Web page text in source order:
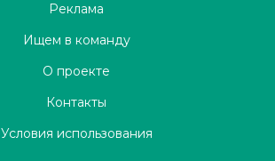
Реклама
Ищем в команду
О проекте
Контакты
Условия использования